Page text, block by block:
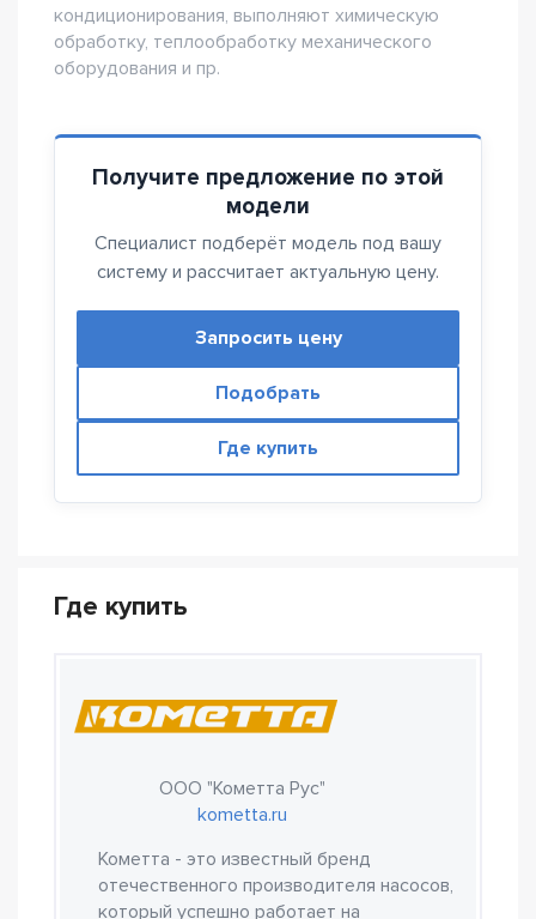
кондиционирования, выполняют химическую
обработку, теплообработку механического
оборудования и пр.
Получите предложение по этой
модели
Специалист подберёт модель под вашу
систему и рассчитает актуальную цену.
Запросить цену
Подобрать
Где купить
Где купить
ООО "Кометта Рус"
kometta.ru
Кометта - это известный бренд
отечественного производителя насосов,
который успешно работает на